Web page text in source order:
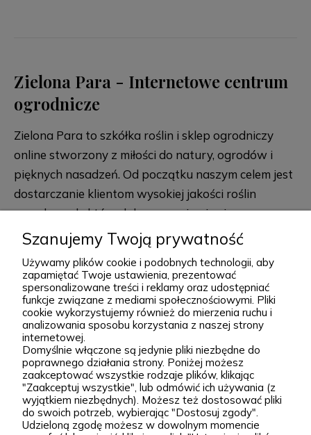
Zielona Para - Internetowe centrum
ogrodnicze
Zielona Para to szkółka roślin i sklep ogrodniczy
online stworzony z miłości do natury, ogrodów i
pięknych nasadzeń. Od początku naszym celem jest
dostarczanie klientom wysokiej jakości roślin
ogrodowych, które dobrze przyjmują się po
posadzeniu i przez lata zdobią przydomowe
rabaty, skalniaki, ogrody naturalistyczne oraz
większe kompozycje krajobrazowe. Za Zieloną Parą
stoją Wiktor i Klaudia, którzy z dużą starannością
dobierają każdą odmianę dostępną w naszej
ofercie. W sprzedaży znajdziesz zarówno
sprawdzone, klasyczne gatunki, jak i ciekawsze,
bardziej unikatowe krzewy ozdobne, drzewa, byliny
oraz sadzonki do ogrodu. Każda roślina jest przez
nas pielęgnowana, nawożona, przycinana i
przygotowywana tak, aby mogła trafić do Twojego
rozwiń więcej
Podgórna 9, 97-565 Brudzice
+48 793 037 145
kontakt@zielonapara.pl
Kategorie
Informacje
Szanujemy Twoją prywatność
Używamy plików cookie i podobnych technologii, aby
zapamiętać Twoje ustawienia, prezentować
spersonalizowane treści i reklamy oraz udostępniać
funkcje związane z mediami społecznościowymi. Pliki
cookie wykorzystujemy również do mierzenia ruchu i
analizowania sposobu korzystania z naszej strony
internetowej.
Domyślnie włączone są jedynie pliki niezbędne do
poprawnego działania strony. Poniżej możesz
zaakceptować wszystkie rodzaje plików, klikając
"Zaakceptuj wszystkie", lub odmówić ich używania (z
wyjątkiem niezbędnych). Możesz też dostosować pliki
do swoich potrzeb, wybierając "Dostosuj zgody".
Udzieloną zgodę możesz w dowolnym momencie